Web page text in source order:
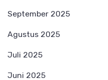
September 2025
Agustus 2025
Juli 2025
Juni 2025